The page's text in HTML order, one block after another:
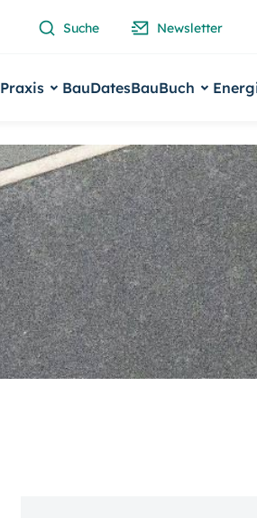
Suche Newsletter
Praxis BauDatesBauBuch